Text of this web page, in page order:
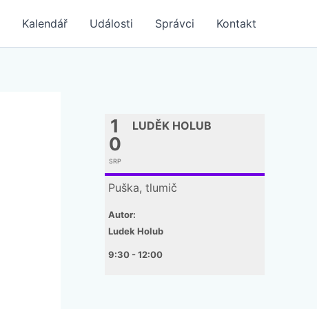
Kalendář Události Správci Kontakt
1
0
SRP
LUDĚK HOLUB
Puška, tlumič
Autor:
Ludek Holub
9:30 - 12:00